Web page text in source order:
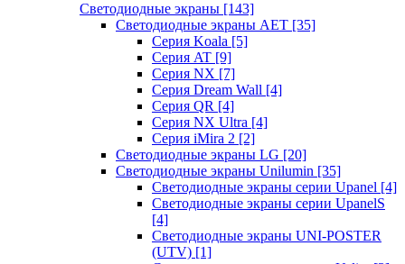
Светодиодные экраны [143]
Светодиодные экраны AET [35]
Cерия Koala [5]
Серия AT [9]
Серия NX [7]
Серия Dream Wall [4]
Серия QR [4]
Серия NX Ultra [4]
Серия iMira 2 [2]
Светодиодные экраны LG [20]
Светодиодные экраны Unilumin [35]
Светодиодные экраны серии Upanel [4]
Светодиодные экраны серии UpanelS
[4]
Светодиодные экраны UNI-POSTER
(UTV) [1]